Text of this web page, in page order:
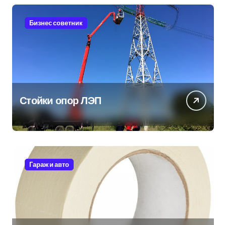
Бизнес советник
Стойки опор ЛЭП
Гараж и авто